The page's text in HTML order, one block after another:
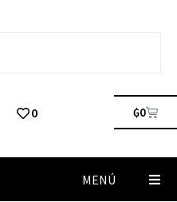
0 ₲0
MENÚ